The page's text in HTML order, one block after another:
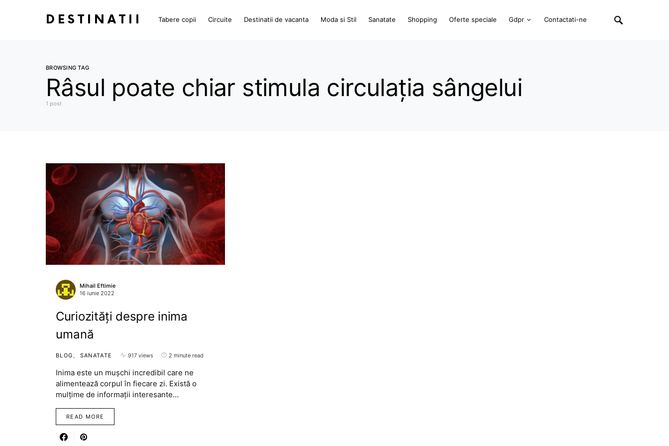
DESTINATII Tabere copii Circuite Destinatii de vacanta Moda si Stil Sanatate Shopping Oferte speciale Gdpr Contactati-ne
BROWSING TAG
Râsul poate chiar stimula circulația sângelui
1 post
Mihail Eftimie
16 iunie 2022
Curiozități despre inima
umană
BLOG SANATATE 917 views 2 minute read
Inima este un mușchi incredibil care ne
alimentează corpul în fiecare zi. Există o
mulțime de informații interesante…
READ MORE